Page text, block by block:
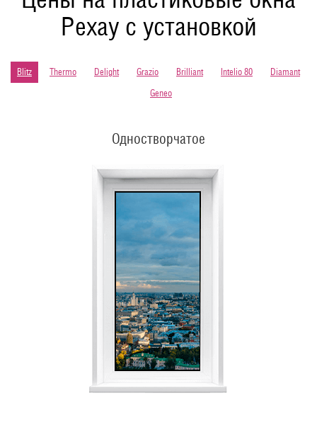
Рехау с установкой
Blitz Thermo Delight Grazio Brilliant Intelio 80
Diamant
Geneo
Одностворчатое